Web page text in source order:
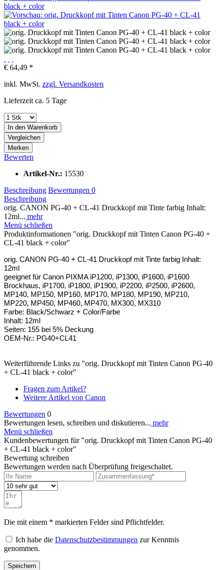
€ 64,49 *
inkl. MwSt. zzgl. Versandkosten
Lieferzeit ca. 5 Tage
In den Warenkorb
Vergleichen
Merken
Bewerten
Artikel-Nr.: 15530
Beschreibung Bewertungen 0
Beschreibung
orig. CANON PG-40 + CL-41 Druckkopf mit Tinte farbig Inhalt:
12ml... mehr
Menü schließen
Produktinformationen "orig. Druckkopf mit Tinten Canon PG-40 +
CL-41 black + color"
orig. CANON PG-40 + CL-41 Druckkopf mit Tinte farbig Inhalt:
12ml
geeignet für Canon PIXMA iP1200, iP1300, iP1600, iP1600
Brockhaus, iP1700, iP1800, iP1900, iP2200, iP2500, iP2600,
MP140, MP150, MP160, MP170, MP180, MP190, MP210,
MP220, MP450, MP460, MP470, MX300, MX310
Farbe: Black/Schwarz + Color/Farbe
Inhalt: 12ml
Seiten: 155 bei 5% Deckung
OEM-Nr.: PG40+CL41
Weiterführende Links zu "orig. Druckkopf mit Tinten Canon PG-40
+ CL-41 black + color"
Fragen zum Artikel?
Weitere Artikel von Canon
Bewertungen 0
Bewertungen lesen, schreiben und diskutieren... mehr
Menü schließen
Kundenbewertungen für "orig. Druckkopf mit Tinten Canon PG-40
+ CL-41 black + color"
Bewertung schreiben
Bewertungen werden nach Überprüfung freigeschaltet.
Die mit einem * markierten Felder sind Pflichtfelder.
Ich habe die Datenschutzbestimmungen zur Kenntnis
genommen.
Speichern